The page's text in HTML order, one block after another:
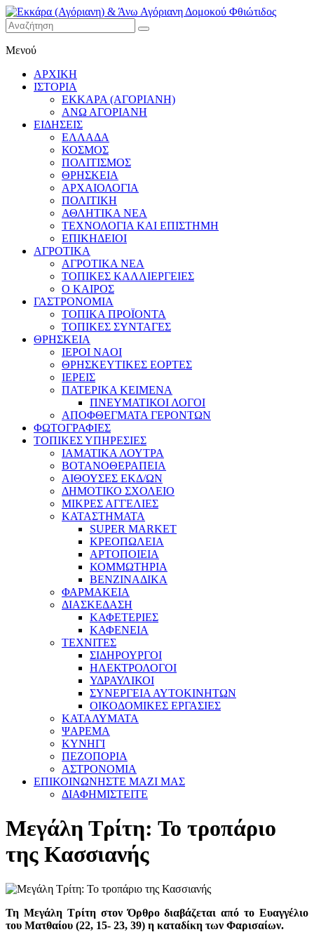
Εκκάρα
(Αγόριανη)
& Άνω
Αγόριανη
Δομοκού
Φθιώτιδος
Μενού
ΑΡΧΙΚΗ
ΙΣΤΟΡΙΑ
ΕΚΚΑΡΑ (ΑΓΟΡΙΑΝΗ)
ΑΝΩ ΑΓΟΡΙΑΝΗ
ΕΙΔΗΣΕΙΣ
ΕΛΛΑΔΑ
ΚΟΣΜΟΣ
ΠΟΛΙΤΙΣΜΟΣ
ΘΡΗΣΚΕΙΑ
ΑΡΧΑΙΟΛΟΓΙΑ
ΠΟΛΙΤΙΚΗ
ΑΘΛΗΤΙΚΑ ΝΕΑ
ΤΕΧΝΟΛΟΓΙΑ ΚΑΙ ΕΠΙΣΤΗΜΗ
ΕΠΙΚΗΔΕΙΟΙ
ΑΓΡΟΤΙΚΑ
ΑΓΡΟΤΙΚΑ ΝΕΑ
ΤΟΠΙΚΕΣ ΚΑΛΛΙΕΡΓΕΙΕΣ
Ο ΚΑΙΡΟΣ
ΓΑΣΤΡΟΝΟΜΙΑ
ΤΟΠΙΚΑ ΠΡΟΪΟΝΤΑ
ΤΟΠΙΚΕΣ ΣΥΝΤΑΓΕΣ
ΘΡΗΣΚΕΙΑ
IEPOI NAOI
ΘΡΗΣΚΕΥΤΙΚΕΣ ΕΟΡΤΕΣ
ΙΕΡΕΙΣ
ΠΑΤΕΡΙΚΑ ΚΕΙΜΕΝΑ
ΠΝΕΥΜΑΤΙΚΟΙ ΛΟΓΟΙ
ΑΠΟΦΘΕΓΜΑΤΑ ΓΕΡΟΝΤΩΝ
ΦΩΤΟΓΡΑΦΙΕΣ
ΤΟΠΙΚΕΣ ΥΠΗΡΕΣΙΕΣ
ΙΑΜΑΤΙΚΑ ΛΟΥΤΡΑ
ΒΟΤΑΝΟΘΕΡΑΠΕΙΑ
ΑΙΘΟΥΣΕΣ ΕΚΔ/ΩΝ
ΔΗΜΟΤΙΚΟ ΣΧΟΛΕΙΟ
ΜΙΚΡΕΣ ΑΓΓΕΛΙΕΣ
ΚΑΤΑΣΤΗΜΑΤΑ
SUPER MARKET
ΚΡΕΟΠΩΛΕΙΑ
ΑΡΤΟΠΟΙΕΙΑ
ΚΟΜΜΩΤΗΡΙΑ
ΒΕΝΖΙΝΑΔΙΚΑ
ΦΑΡΜΑΚΕΙΑ
ΔΙΑΣΚΕΔΑΣΗ
ΚΑΦΕΤΕΡΙΕΣ
ΚΑΦΕΝΕΙΑ
ΤΕΧΝΙΤΕΣ
ΣΙΔΗΡΟΥΡΓΟΙ
ΗΛΕΚΤΡΟΛΟΓΟΙ
ΥΔΡΑΥΛΙΚΟΙ
ΣΥΝΕΡΓΕΙΑ ΑΥΤΟΚΙΝΗΤΩΝ
ΟΙΚΟΔΟΜΙΚΕΣ ΕΡΓΑΣΙΕΣ
ΚΑΤΑΛΥΜΑΤΑ
ΨΑΡΕΜΑ
ΚΥΝΗΓΙ
ΠΕΖΟΠΟΡΙΑ
ΑΣΤΡΟΝΟΜΙΑ
ΕΠΙΚΟΙΝΩΝΗΣΤΕ ΜΑΖΙ ΜΑΣ
ΔΙΑΦΗΜΙΣΤΕΙΤΕ
Μεγάλη Τρίτη: Το τροπάριο
της Κασσιανής
Τη Μεγάλη Τρίτη στον Όρθρο διαβάζεται από το Ευαγγέλιο
του Ματθαίου (22, 15- 23, 39) η καταδίκη των Φαρισαίων.